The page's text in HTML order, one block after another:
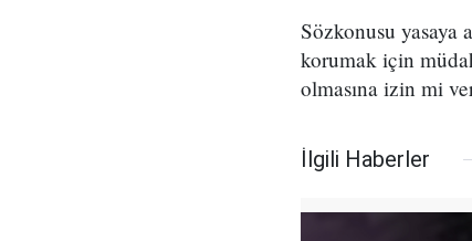
Sözkonusu yasaya
korumak için
olmasına izin mi
İlgili Haberler